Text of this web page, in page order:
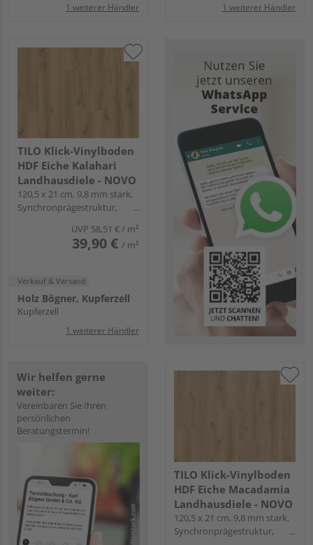
1 weiterer Händler 1 weiterer Händler
TILO Klick-Vinylboden
HDF Eiche Kalahari
Landhausdiele - NOVO
120,5 x 21 cm, 9,8 mm stark,
Synchronprägestruktur,
UVP 58,51 €/ m²
39,90 € / m²
Verkauf & Versand
Holz Bögner, Kupferzell
Kupferzell
1 weiterer Händler
Wir helfen gerne
weiter:
Vereinbaren Sie Ihren
persönlichen
Beratungstermin!
TILO Klick-Vinylboden
HDF Eiche Macadamia
Landhausdiele - NOVO
120,5 x 21 cm, 9,8 mm stark,
Synchronprägestruktur,